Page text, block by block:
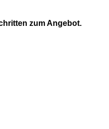
zum Angebot.